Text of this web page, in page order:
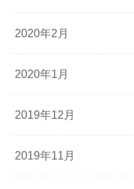
2020年2月
2020年1月
2019年12月
2019年11月